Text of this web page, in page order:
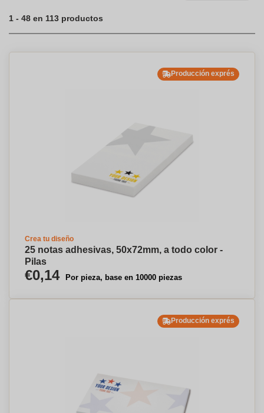
1 - 48 en 113 productos
Producción exprés
Crea tu diseño
25 notas adhesivas, 50x72mm, a todo color -
Pilas
€0,14 Por pieza, base en 10000 piezas
Producción exprés